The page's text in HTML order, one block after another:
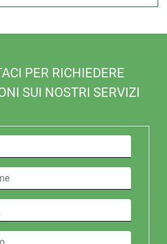
PER RICHIEDERE
SUI NOSTRI SERVIZI